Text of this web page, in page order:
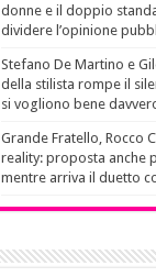
donne e il doppio
dividere l’opinione
Stefano De Martino e
della stilista rompe il
si vogliono bene
Grande Fratello, Rocco
reality: proposta anche
mentre arriva il duetto